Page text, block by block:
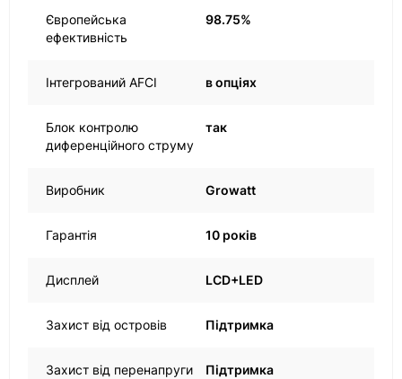
Європейська
ефективність
98.75%
Інтегрований AFCI в опціях
Блок контролю
диференційного струму
так
Виробник Growatt
Гарантія 10 років
Дисплей LCD+LED
Захист від островів Підтримка
Захист від перенапруги
Підтримка